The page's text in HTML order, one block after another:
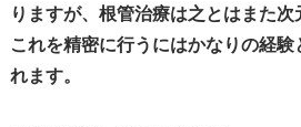
りますが、根管治療は之とはまた次
これを精密に行うにはかなりの経験
れます。